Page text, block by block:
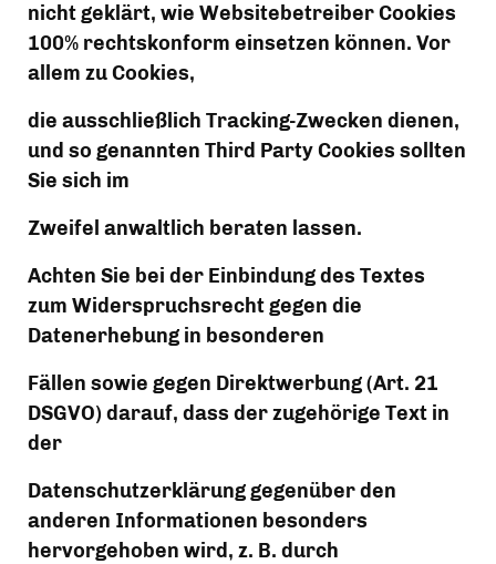
nicht geklärt, wie Websitebetreiber Cookies
100% rechtskonform einsetzen können. Vor
allem zu Cookies,
die ausschließlich Tracking-Zwecken dienen,
und so genannten Third Party Cookies sollten
Sie sich im
Zweifel anwaltlich beraten lassen.
Achten Sie bei der Einbindung des Textes
zum Widerspruchsrecht gegen die
Datenerhebung in besonderen
Fällen sowie gegen Direktwerbung (Art. 21
DSGVO) darauf, dass der zugehörige Text in
der
Datenschutzerklärung gegenüber den
anderen Informationen besonders
hervorgehoben wird, z. B. durch